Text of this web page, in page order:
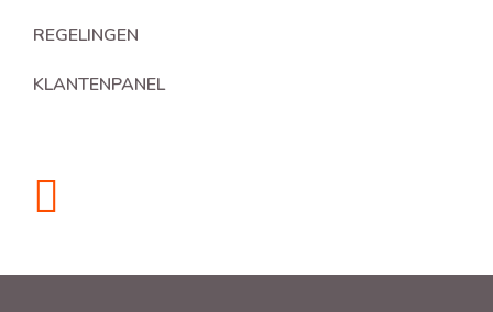
REGELINGEN
KLANTENPANEL